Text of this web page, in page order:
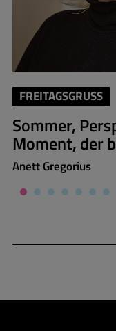
FREITAGSGRUSS
Sommer,
Moment, der
Anett Gregorius